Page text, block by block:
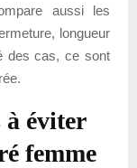
aussi les
longueur
des cas, ce sont
à éviter
femme